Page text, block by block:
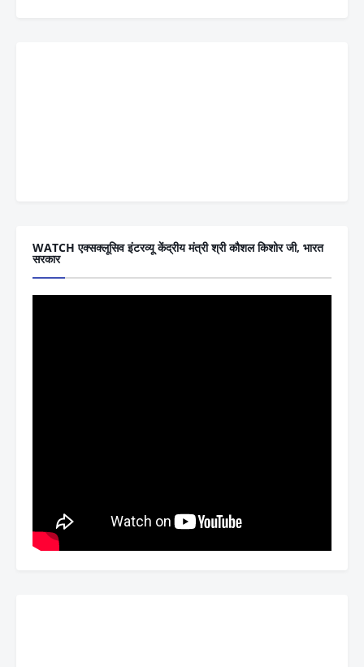
WATCH एक्सक्लूसिव इंटरव्यू केंद्रीय मंत्री श्री कौशल किशोर जी, भारत
सरकार